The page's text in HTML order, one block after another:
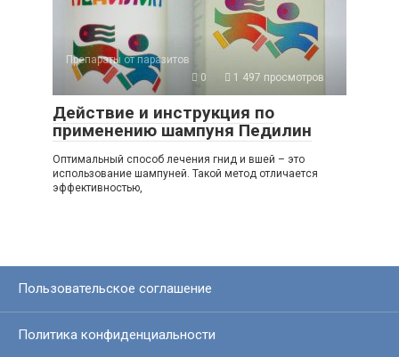
Препараты от паразитов
0
1 497 просмотров
Действие и инструкция по
применению шампуня Педилин
Оптимальный способ лечения гнид и вшей – это
использование шампуней. Такой метод отличается
эффективностью,
Пользовательское соглашение
Политика конфиденциальности